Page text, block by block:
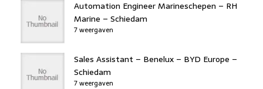
Automation Engineer Marineschepen – RH
Marine – Schiedam
7 weergaven
Sales Assistant – Benelux – BYD Europe –
Schiedam
7 weergaven